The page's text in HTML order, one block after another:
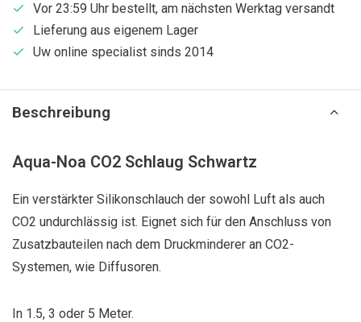
Vor 23:59 Uhr bestellt, am nächsten Werktag versandt
Lieferung aus eigenem Lager
Uw online specialist sinds 2014
Beschreibung
Aqua-Noa CO2 Schlaug Schwartz
Ein verstärkter Silikonschlauch der sowohl Luft als auch
CO2 undurchlässig ist. Eignet sich für den Anschluss von
Zusatzbauteilen nach dem Druckminderer an CO2-
Systemen, wie Diffusoren.
In 1.5, 3 oder 5 Meter.